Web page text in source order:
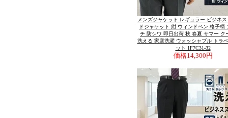
メンズジャケット レギュラー ビジネ
ドジャケット 紺 ウィンドペン 格子柄
チ 防シワ 即日出荷 秋 春夏 サマー ク
洗える 家庭洗濯 ウォッシャブル トラ
ット 1F7C31-32
価格14,300円